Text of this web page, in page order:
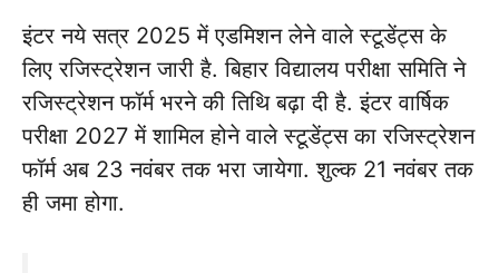
इंटर नये सत्र 2025 में एडमिशन लेने वाले स्टूडेंट्स के
लिए रजिस्ट्रेशन जारी है. बिहार विद्यालय परीक्षा समिति ने
रजिस्ट्रेशन फॉर्म भरने की तिथि बढ़ा दी है. इंटर वार्षिक
परीक्षा 2027 में शामिल होने वाले स्टूडेंट्स का रजिस्ट्रेशन
फॉर्म अब 23 नवंबर तक भरा जायेगा. शुल्क 21 नवंबर तक
ही जमा होगा.